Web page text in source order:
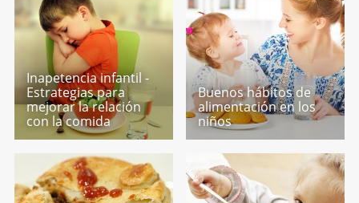
Inapetencia infantil -
Estrategias para
mejorar la relación
con la comida
Buenos hábitos de
alimentación en los
niños